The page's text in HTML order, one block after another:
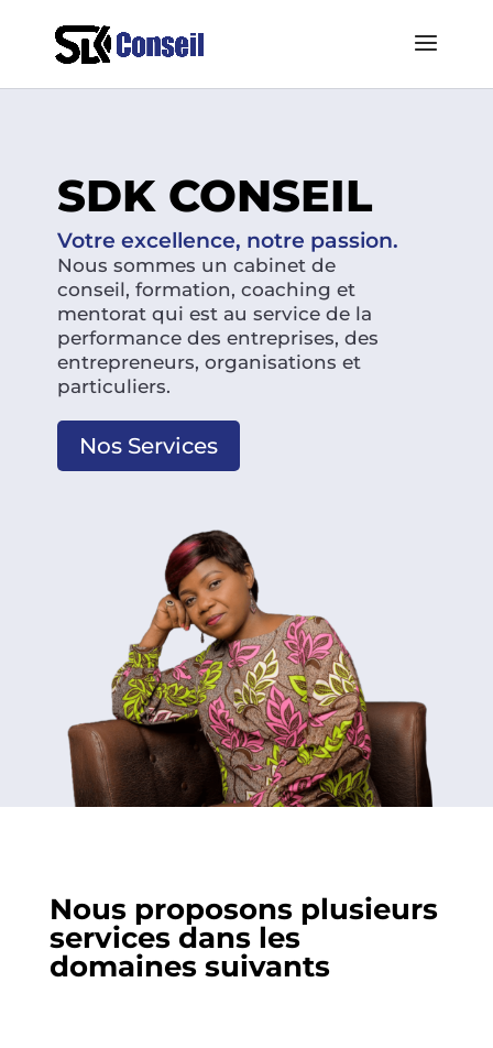
SDK CONSEIL
Votre excellence, notre passion.
Nous sommes un cabinet de
conseil, formation, coaching et
mentorat qui est au service de la
performance des entreprises, des
entrepreneurs, organisations et
particuliers.
Nos Services
Nous proposons plusieurs
services dans les
domaines suivants